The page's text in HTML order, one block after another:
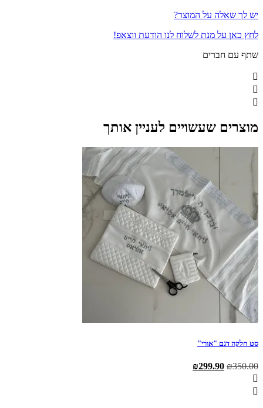
יש לך שאלה על המוצר?
לחץ כאן על מנת לשלוח לנו הודעת ווצאפ!
שתף עם חברים
מוצרים שעשויים לעניין אותך
סט חלקה דגם "אורי"
₪350.00
המחיר ₪299.90